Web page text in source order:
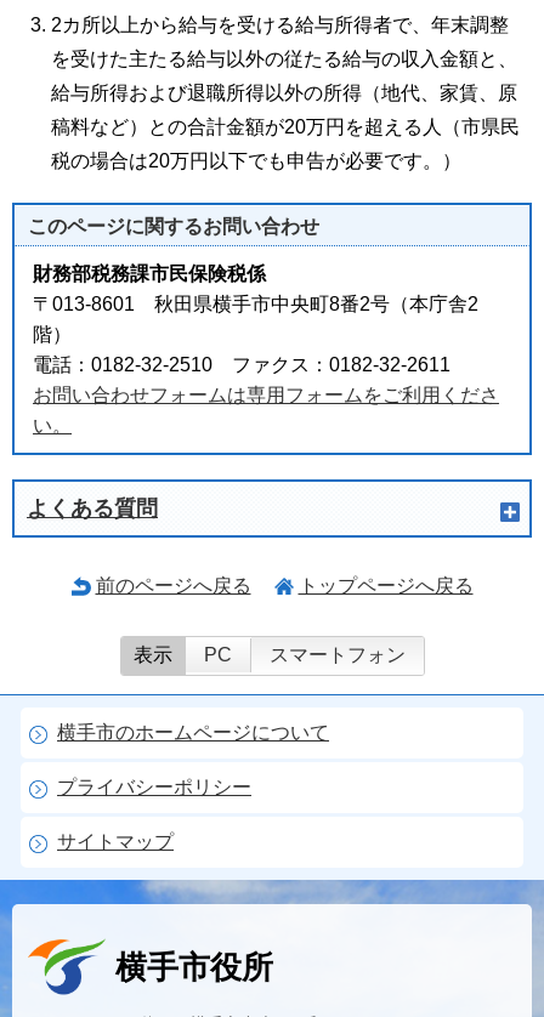
2カ所以上から給与を受ける給与所得者で、年末調整
を受けた主たる給与以外の従たる給与の収入金額と、
給与所得および退職所得以外の所得（地代、家賃、原
稿料など）との合計金額が20万円を超える人（市県民
税の場合は20万円以下でも申告が必要です。）
このページに関するお問い合わせ
財務部税務課市民保険税係
〒013-8601 秋田県横手市中央町8番2号（本庁舎2
階）
電話：0182-32-2510 ファクス：0182-32-2611
お問い合わせフォームは専用フォームをご利用くださ
い。
よくある質問
前のページへ戻る トップページへ戻る
表示 PC スマートフォン
横手市のホームページについて
プライバシーポリシー
サイトマップ
横手市役所